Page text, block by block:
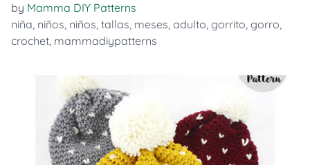
by Mamma DIY Patterns
niña, niños, niños, tallas, meses, adulto, gorrito, gorro,
crochet, mammadiypatterns